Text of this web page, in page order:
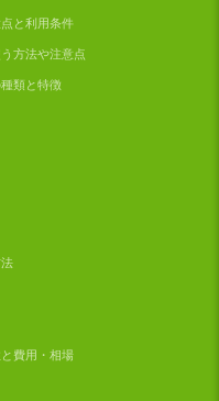
と利用条件
方法や注意点
類と特徴
費用・相場